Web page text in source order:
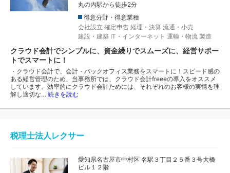
丸の内駅から徒歩2分
得意分野・得意業種
会社設立 確定申告 経理・決算 流通・小売
建設・建築 IT・インターネット 運輸・物流 製造
クラウド会計でシンプルに、資金繰りでスムーズに、経営サポー
トでスマートに！
・クラウド会計で、会計・バックオフィス業務をスマートに！スピード感の
ある経営管理のため、当事務所では、クラウド会計freeeの導入をオススメ
しています。効率的にクラウド会計ためには、それぞれのお客様の実情を理
解し適切な… 続きを読む
税理士法人レクサー
愛知県名古屋市中村区 名駅３丁目２５番３号大橋
ビル１２階